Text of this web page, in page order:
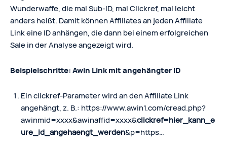
Wunderwaffe, die mal Sub-ID, mal Clickref, mal leicht
anders heißt. Damit können Affiliates an jeden Affiliate
Link eine ID anhängen, die dann bei einem erfolgreichen
Sale in der Analyse angezeigt wird.
Beispielschritte: Awin Link mit angehängter ID
Ein clickref-Parameter wird an den Affiliate Link
angehängt, z. B.: https://www.awin1.com/cread.php?
awinmid=xxxx&awinaffid=xxxx&clickref=hier_kann_e
ure_id_angehaengt_werden&p=https…